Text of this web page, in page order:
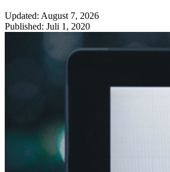
Updated: August 7, 2026
Published: Juli 1, 2020